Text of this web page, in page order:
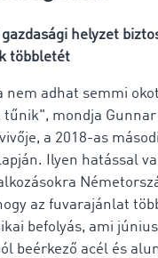
helyzet
többletét
nem adhat semmi
tűnik", mondja Gunnar
a 2018-as
Ilyen hatással
az fuvarajánlat
befolyás, ami
beérkező acél és